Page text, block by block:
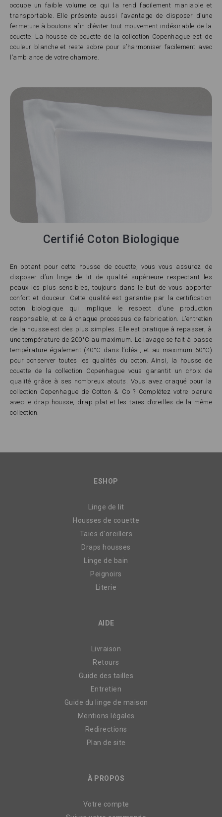
occupe un faible volume ce qui la rend facilement maniable et
transportable. Elle présente aussi l’avantage de disposer d’une
fermeture à boutons afin d’éviter tout mouvement indésirable de la
couette. La housse de couette de la collection Copenhague est de
couleur blanche et reste sobre pour s’harmoniser facilement avec
l’ambiance de votre chambre.
Certifié Coton Biologique
En optant pour cette housse de couette, vous vous assurez de
disposer d’un linge de lit de qualité supérieure respectant les
peaux les plus sensibles, toujours dans le but de vous apporter
confort et douceur. Cette qualité est garantie par la certification
coton biologique qui implique le respect d’une production
responsable, et ce à chaque processus de fabrication. L’entretien
de la housse est des plus simples. Elle est pratique à repasser, à
une température de 200°C au maximum. Le lavage se fait à basse
température également (40°C dans l’idéal, et au maximum 60°C)
pour conserver toutes les qualités du coton. Ainsi, la housse de
couette de la collection Copenhague vous garantit un choix de
qualité grâce à ses nombreux atouts. Vous avez craqué pour la
collection Copenhague de Cotton & Co ? Complétez votre parure
avec le drap housse, drap plat et les taies d’oreilles de la même
collection.
ESHOP
Linge de lit
Housses de couette
Taies d'oreillers
Draps housses
Linge de bain
Peignoirs
Literie
AIDE
Livraison
Retours
Guide des tailles
Entretien
Guide du linge de maison
Mentions légales
Redirections
Plan de site
À PROPOS
Votre compte